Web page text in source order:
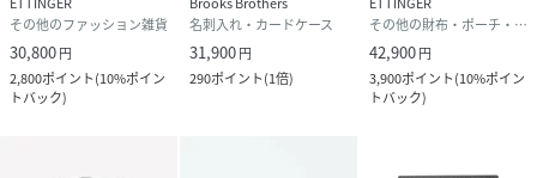
その他のファッション雑貨
30,800円
2,800ポイント(10%ポイン
トバック)
名刺入れ・カードケース
31,900円
290ポイント(1倍)
その他の財布・ポーチ・ケース
42,900円
3,900ポイント(10%ポイン
トバック)